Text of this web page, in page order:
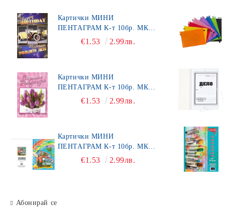
Картички МИНИ
ПЕНТАГРАМ К-т 10бр. МК
€1.53 2.99лв.
Картички МИНИ
ПЕНТАГРАМ К-т 10бр. МК
€1.53 2.99лв.
Картички МИНИ
ПЕНТАГРАМ К-т 10бр. МК
€1.53 2.99лв.
Абонирай се